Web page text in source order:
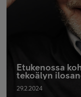
Etukenossa
tekoälyn
29.2.2024